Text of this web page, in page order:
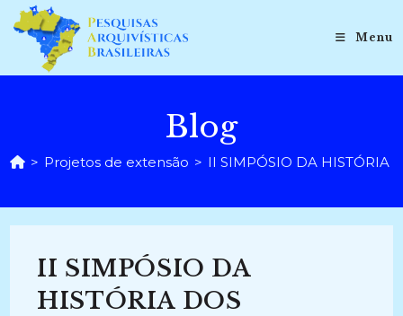
para
conteúdo
Menu
Blog
> Projetos de extensão > II SIMPÓSIO DA HISTÓRIA
II SIMPÓSIO DA
HISTÓRIA DOS